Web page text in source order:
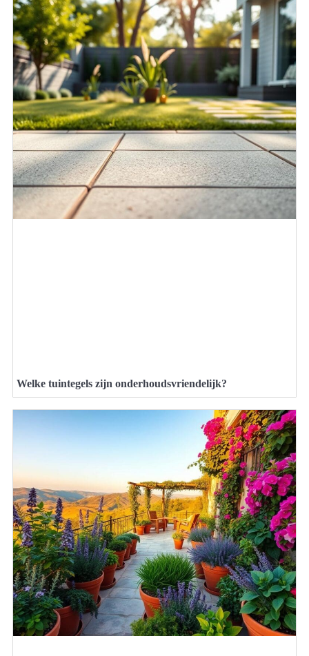
Welke tuintegels zijn onderhoudsvriendelijk?